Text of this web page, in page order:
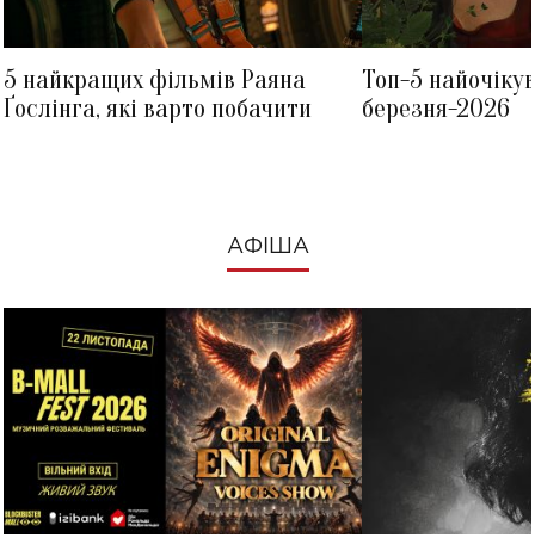
5 найкращих фільмів Раяна
Ґослінга, які варто побачити
Топ-5
березня-2026
АФІША